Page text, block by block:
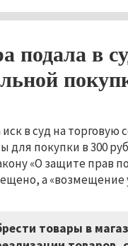
подала в
в суд на торговую
покупки в 300
«О защите прав
а
товары в